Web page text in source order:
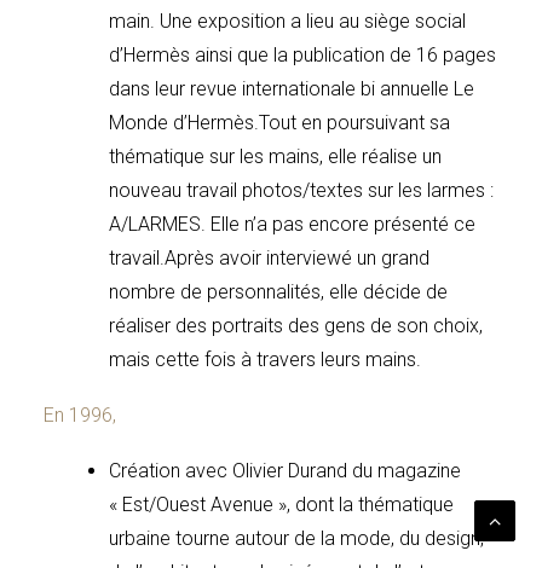
main. Une exposition a lieu au siège social
d’Hermès ainsi que la publication de 16 pages
dans leur revue internationale bi annuelle Le
Monde d’Hermès.Tout en poursuivant sa
thématique sur les mains, elle réalise un
nouveau travail photos/textes sur les larmes :
A/LARMES. Elle n’a pas encore présenté ce
travail.Après avoir interviewé un grand
nombre de personnalités, elle décide de
réaliser des portraits des gens de son choix,
mais cette fois à travers leurs mains.
En 1996,
Création avec Olivier Durand du magazine
« Est/Ouest Avenue », dont la thématique
urbaine tourne autour de la mode, du design,